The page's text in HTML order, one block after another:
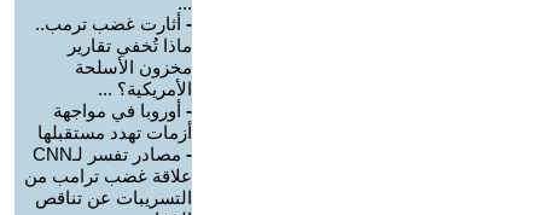
- أثارت غضب ترمب..
ماذا تُخفي تقارير
مخزون الأسلحة
الأمريكية؟ ...
- أوروبا في مواجهة
أزمات تهدد مستقبلها
-
مصادر تفسر لـCNN
علاقة غضب ترامب من
التسريبات عن تناقص